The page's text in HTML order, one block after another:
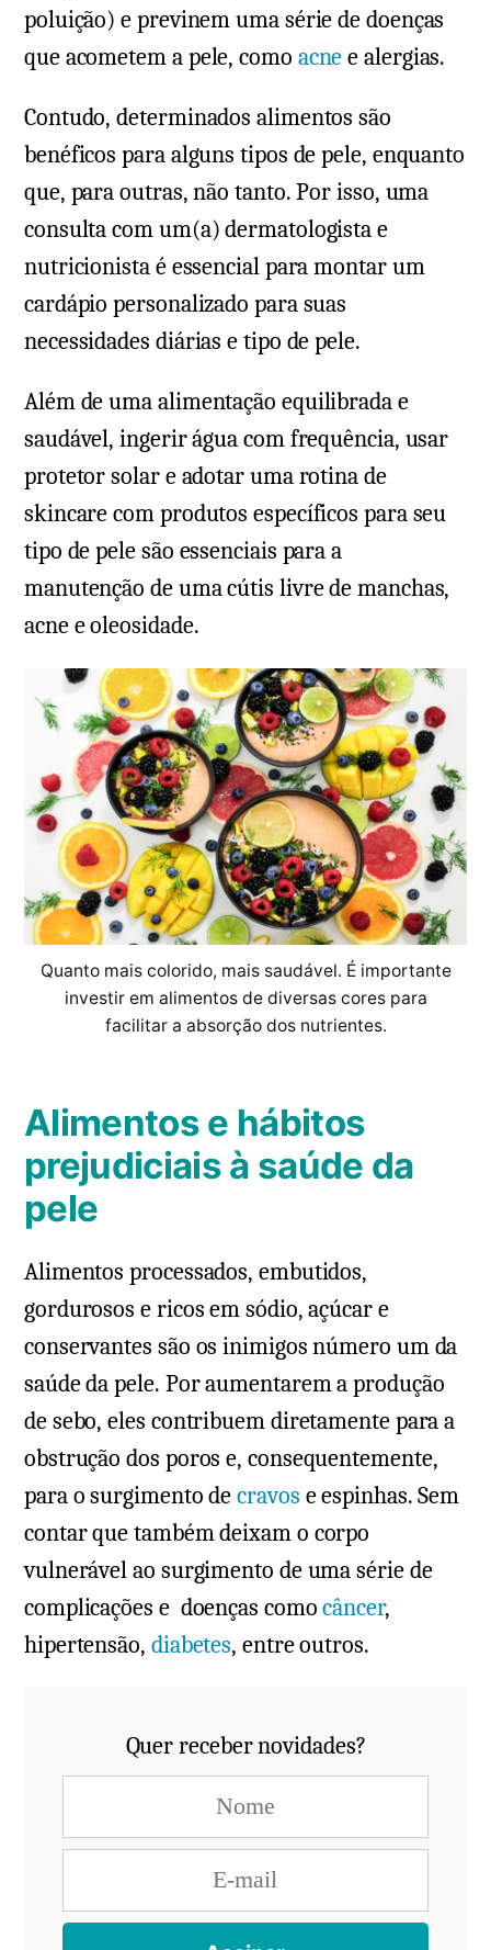
poluição) e previnem uma série de doenças
que acometem a pele, como acnee alergias.
Contudo, determinados alimentos são
benéficos para alguns tipos de pele, enquanto
que, para outras, não tanto. Por isso, uma
consulta com um(a) dermatologista e
nutricionista é essencial para montar um
cardápio personalizado para suas
necessidades diárias e tipo de pele.
Além de uma alimentação equilibrada e
saudável, ingerir água com frequência, usar
protetor solar e adotar uma rotina de
skincare com produtos específicos para seu
tipo de pele são essenciais para a
manutenção de uma cútis livre de manchas,
acne e oleosidade.
Quanto mais colorido, mais saudável. É importante
investir em alimentos de diversas cores para
facilitar a absorção dos nutrientes.
Alimentos e hábitos
prejudiciais à saúde da
pele
Alimentos processados, embutidos,
gordurosos e ricos em sódio, açúcar e
conservantes são os inimigos número um da
saúde da pele. Por aumentarem a produção
de sebo, eles contribuem diretamente para a
obstrução dos poros e, consequentemente,
para o surgimento decravos e espinhas. Sem
contar que também deixam o corpo
vulnerável ao surgimento de uma série de
complicações e doenças comocâncer,
hipertensão, diabetes, entre outros.
Quer receber novidades?